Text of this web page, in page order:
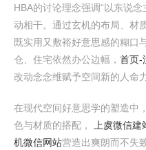
HBA的讨论理念强调“以东说
动相干。通过玄机的布局、材
既实用又敷裕好意思感的糊口
仓、住宅依然办公边幅， 首页-
改动念念维赋予空间新的人命力
在现代空间好意思学的塑造中，
色与材质的搭配，
上虞微信
机微信网站营造出爽朗而不失